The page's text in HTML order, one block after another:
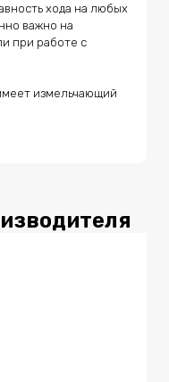
хода на любых
важно на
при работе с
измельчающий